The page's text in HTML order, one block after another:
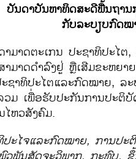
ບັນດາ​ບັນຫາ​ທິດ​ສະ​ດີ​ພື້ນຖານ​
ກັບ​ລະບຽບ​ກົດ
ມາດຕະ​ເກນ ປະຊາທິປະໄ
າມາດດຳລົງ​ຢູ່ ຫຼື​ເສີມ​ຂະຫຍ
ຊາທິປະ​ໄຕ​ແລະ​ກົດໝາຍ, ລ
ວມ ​ເພື່ອ​ຮັບປະກັນ​ການ​ປະຕິ
ໄຫວ​ສັງຄົມ.
ະ​ໄຈ​ແລະ​ກົດໝາຍ, ການ​ປະ